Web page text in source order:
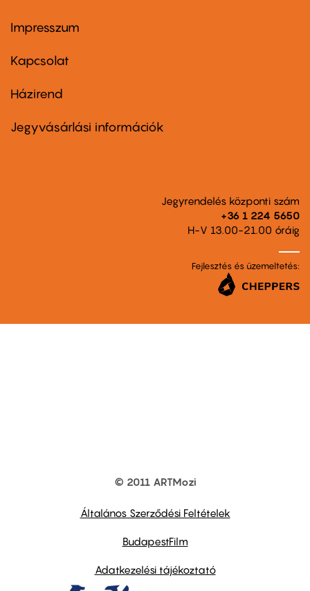
Footer
first
Impresszum
Kapcsolat
Footer
second
Házirend
Jegyvásárlási információk
Jegyrendelés központi szám
+36 1 224 5650
H-V 13.00-21.00 óráig
Fejlesztés és üzemeltetés:
© 2011 ARTMozi
Általános Szerződési Feltételek
BudapestFilm
Adatkezelési tájékoztató